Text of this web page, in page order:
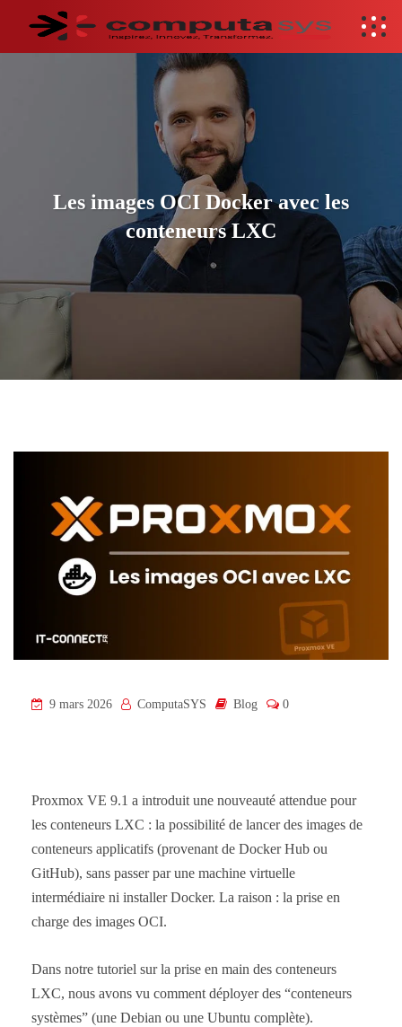
Les images OCI Docker avec les
conteneurs LXC
9 mars 2026 ComputaSYS Blog 0
Proxmox VE 9.1 a introduit une nouveauté attendue pour
les conteneurs LXC : la possibilité de lancer des images de
conteneurs applicatifs (provenant de Docker Hub ou
GitHub), sans passer par une machine virtuelle
intermédiaire ni installer Docker. La raison : la prise en
charge des images OCI.
Dans notre tutoriel sur la prise en main des conteneurs
LXC, nous avons vu comment déployer des “conteneurs
systèmes” (une Debian ou une Ubuntu complète).